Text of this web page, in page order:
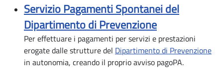
Servizio Pagamenti Spontanei del
Dipartimento di Prevenzione
Per effettuare i pagamenti per servizi e prestazioni
erogate dalle strutture del Dipartimento di Prevenzione
in autonomia, creando il proprio avviso pagoPA.